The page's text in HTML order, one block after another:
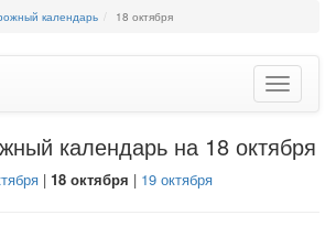
календарь 18 октября
Toggle
календарь на 18 октября
| 18 октября | 19 октября